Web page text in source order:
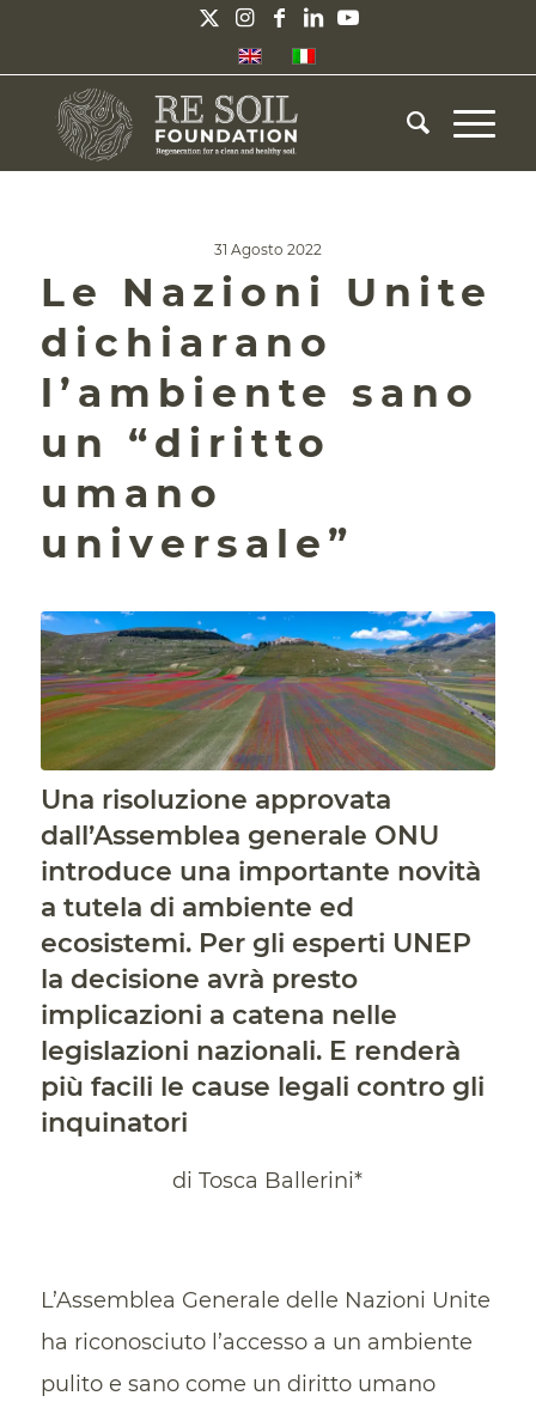
31 Agosto 2022
Le Nazioni Unite
dichiarano
l’ambiente sano
un “diritto
umano
universale”
Una risoluzione approvata
dall’Assemblea generale ONU
introduce una importante novità
a tutela di ambiente ed
ecosistemi. Per gli esperti UNEP
la decisione avrà presto
implicazioni a catena nelle
legislazioni nazionali. E renderà
più facili le cause legali contro gli
inquinatori
di Tosca Ballerini*
L’Assemblea Generale delle Nazioni Unite
ha riconosciuto l’accesso a un ambiente
pulito e sano come un diritto umano